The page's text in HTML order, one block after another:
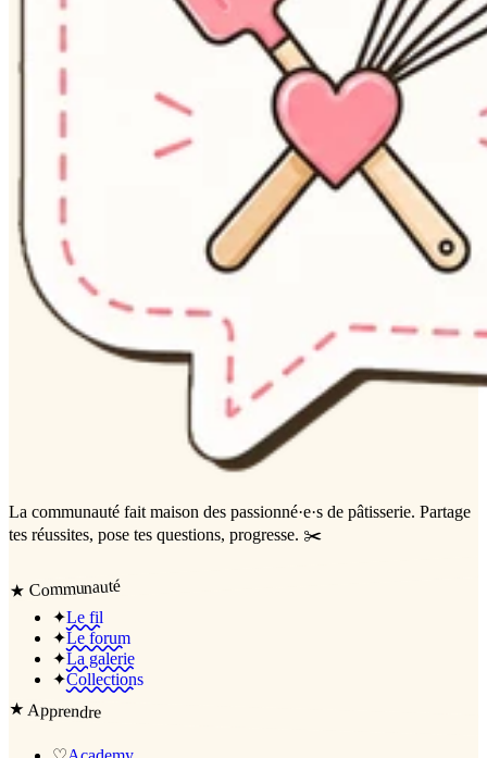
La communauté fait maison des passionné·e·s de pâtisserie. Partage
tes réussites, pose tes questions, progresse. ✂️
★ Communauté
✦Le fil
✦Le forum
✦La galerie
✦Collections
★Apprendre